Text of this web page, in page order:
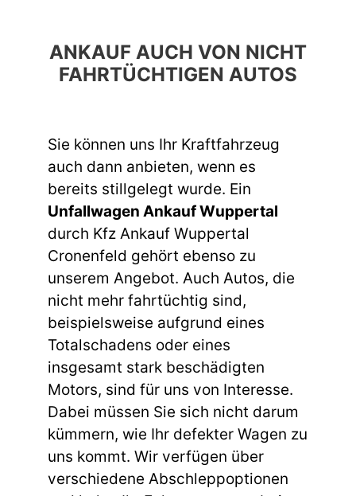
ANKAUF AUCH VON NICHT
FAHRTÜCHTIGEN AUTOS
Sie können uns Ihr Kraftfahrzeug
auch dann anbieten, wenn es
bereits stillgelegt wurde. Ein
Unfallwagen Ankauf Wuppertal
durch Kfz Ankauf Wuppertal
Cronenfeld gehört ebenso zu
unserem Angebot. Auch Autos, die
nicht mehr fahrtüchtig sind,
beispielsweise aufgrund eines
Totalschadens oder eines
insgesamt stark beschädigten
Motors, sind für uns von Interesse.
Dabei müssen Sie sich nicht darum
kümmern, wie Ihr defekter Wagen zu
uns kommt. Wir verfügen über
verschiedene Abschleppoptionen